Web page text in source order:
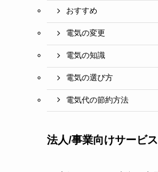
おすすめ
電気の変更
電気の知識
電気の選び方
電気代の節約方法
法人/事業向けサービス